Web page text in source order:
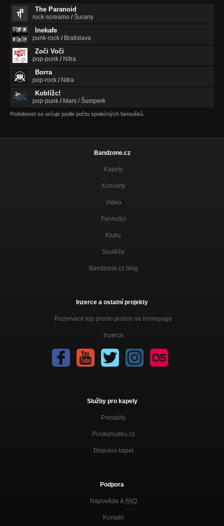
The Paranoid
rock-screamo /Šurany
Inekafe
punk-rock / Bratislava
Zoči Voči
pop-punk / Nitra
Borra
pop-rock / Nitra
Koblížc!
pop-punk / Mars / Šumperk
Podobnost se určuje podle počtu společných fanoušků.
Bandzone.cz
Kapely
Koncerty
Videa
Fanoušci
Kluby
Soutěže
Bandzone.cz blog
Inzerce a ostatní projekty
Rezervace top promo pozice na homepage
Inzerce
Služby pro kapely
Presskity
Prodejhudbu.cz
Doprava kapel
Podpora
Nápověda & FAQ
Kontakt